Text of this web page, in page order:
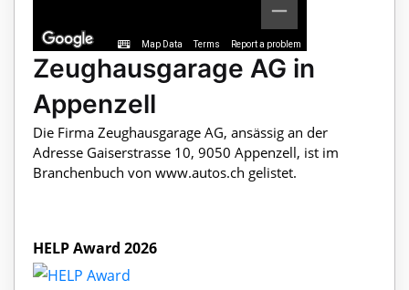
Map Data Terms Report a problem
Zeughausgarage AG in
Appenzell
Die Firma Zeughausgarage AG, ansässig an der
Adresse Gaiserstrasse 10, 9050 Appenzell, ist im
Branchenbuch von www.autos.ch gelistet.
HELP Award 2026